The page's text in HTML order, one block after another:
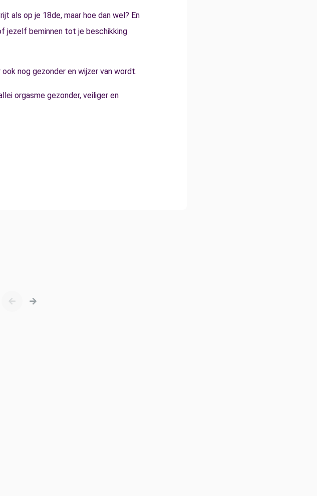
als op je 18de, maar hoe dan wel? En
jezelf beminnen tot je beschikking
nog gezonder en wijzer van wordt.
orgasme gezonder, veiliger en